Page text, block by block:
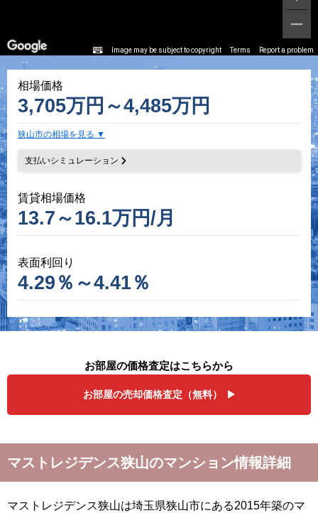
相場価格
3,705万円～4,485万円
狭山市の相場を見る
支払いシミュレーション
賃貸相場価格
13.7～16.1万円/月
表面利回り
4.29％～4.41％
Image may be subject to copyright Terms Report a problem
お部屋の価格査定はこちらから
お部屋の売却価格査定（無料）
マストレジデンス狭山のマンション情報詳細
マストレジデンス狭山は埼玉県狭山市にある2015年築のマ